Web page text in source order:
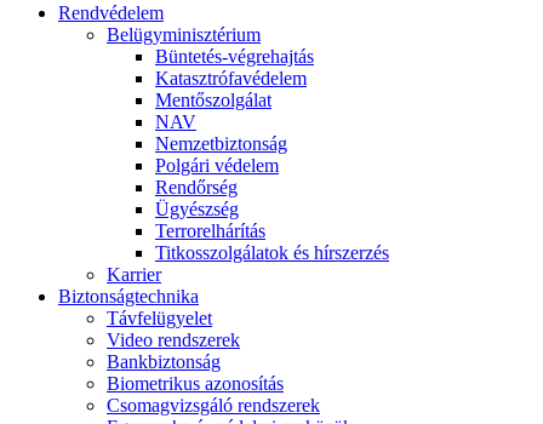
Rendvédelem
Belügyminisztérium
Büntetés-végrehajtás
Katasztrófavédelem
Mentőszolgálat
NAV
Nemzetbiztonság
Polgári védelem
Rendőrség
Ügyészség
Terrorelhárítás
Titkosszolgálatok és hírszerzés
Karrier
Biztonságtechnika
Távfelügyelet
Video rendszerek
Bankbiztonság
Biometrikus azonosítás
Csomagvizsgáló rendszerek